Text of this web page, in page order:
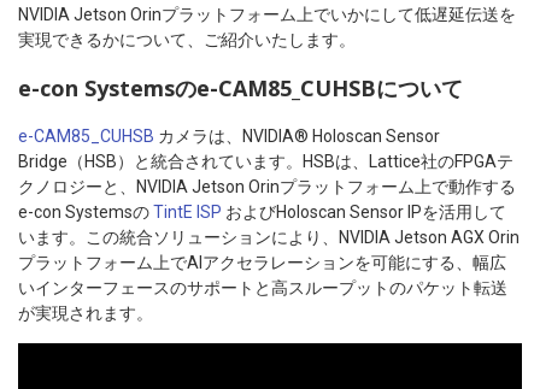
NVIDIA Jetson Orinプラットフォーム上でいかにして低遅延伝送を
実現できるかについて、ご紹介いたします。
e-con Systemsのe-CAM85_CUHSBについて
e-CAM85_CUHSB カメラは、NVIDIA® Holoscan Sensor
Bridge（HSB）と統合されています。HSBは、Lattice社のFPGAテ
クノロジーと、NVIDIA Jetson Orinプラットフォーム上で動作する
e-con SystemsのTintE ISP およびHoloscan Sensor IPを活用して
います。この統合ソリューションにより、NVIDIA Jetson AGX Orin
プラットフォーム上でAIアクセラレーションを可能にする、幅広
いインターフェースのサポートと高スループットのパケット転送
が実現されます。